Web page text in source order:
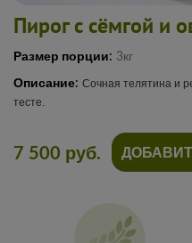
Пирог с сёмгой и
Размер порции: 3кг
Описание: Сочная телятина и
тесте.
7 500 руб.